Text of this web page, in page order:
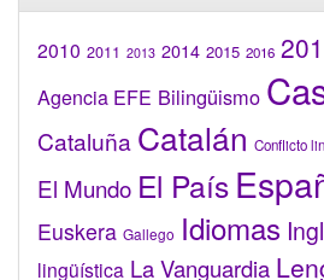
2010 2011 2013 2014 2015 2016
Agencia EFE Bilingüismo
Cataluña Catalán Conflicto
El Mundo El País
Euskera Gallego Idiomas
lingüística La Vanguardia